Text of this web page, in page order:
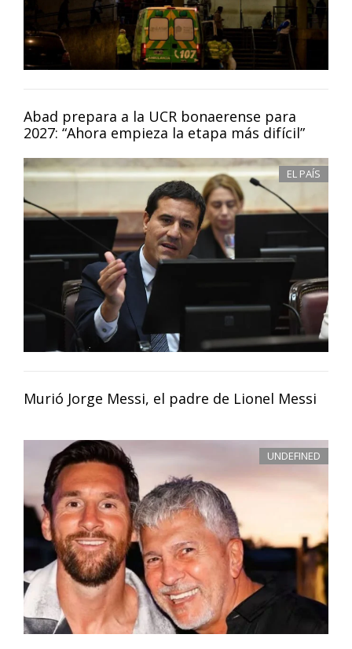
Abad prepara a la UCR bonaerense para
2027: “Ahora empieza la etapa más difícil”
EL PAÍS
Murió Jorge Messi, el padre de Lionel Messi
UNDEFINED